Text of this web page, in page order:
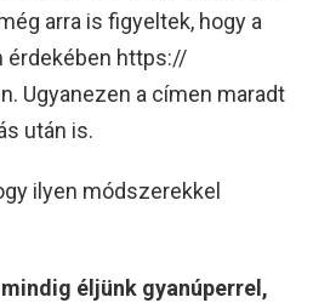
arra is figyeltek, hogy a
érdekében https://
Ugyanezen a címen maradt
után is.
ilyen módszerekkel
éljünk gyanúperrel,